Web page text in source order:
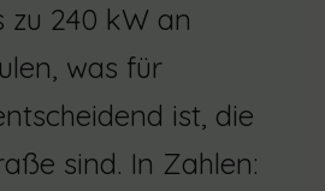
zu 240 kW an
was für
ist, die
sind. In Zahlen: